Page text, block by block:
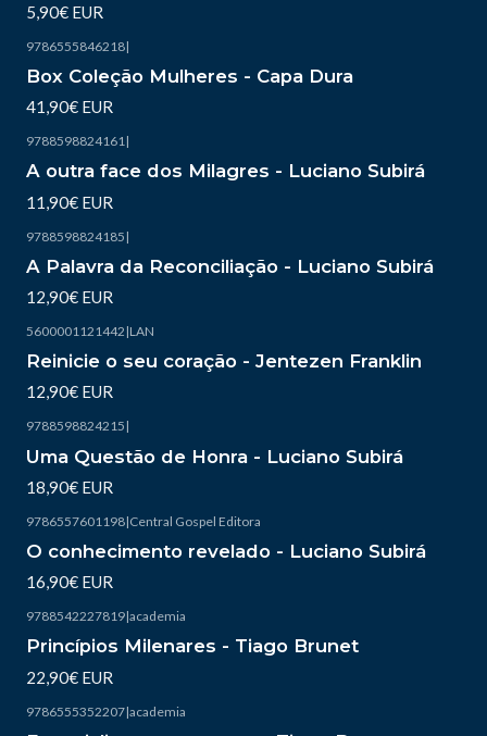
5,90€ EUR
9786555846218|
Box Coleção Mulheres - Capa Dura
41,90€ EUR
9788598824161|
A outra face dos Milagres - Luciano Subirá
11,90€ EUR
9788598824185 |
A Palavra da Reconciliação - Luciano Subirá
12,90€ EUR
5600001121442 |LAN
Reinicie o seu coração - Jentezen Franklin
12,90€ EUR
9788598824215 |
Uma Questão de Honra - Luciano Subirá
18,90€ EUR
9786557601198|Central Gospel Editora
O conhecimento revelado - Luciano Subirá
16,90€ EUR
9788542227819|academia
Princípios Milenares - Tiago Brunet
22,90€ EUR
9786555352207|academia